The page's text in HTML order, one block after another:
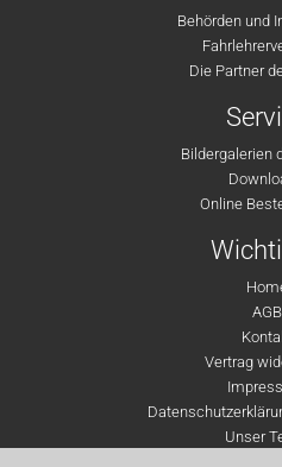
Behörden und
Die Partner
Bildergalerien
Online
AGB
Vertrag
Unser